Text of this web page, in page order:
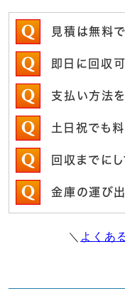
見積は無料
即日に回収
支払い方法を
土日祝でも
回収までにし
金庫の運び出
＼ よくあ